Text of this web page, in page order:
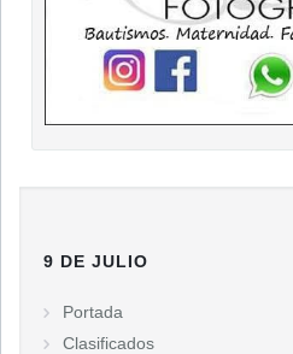
9 DE JULIO
Portada
Clasificados